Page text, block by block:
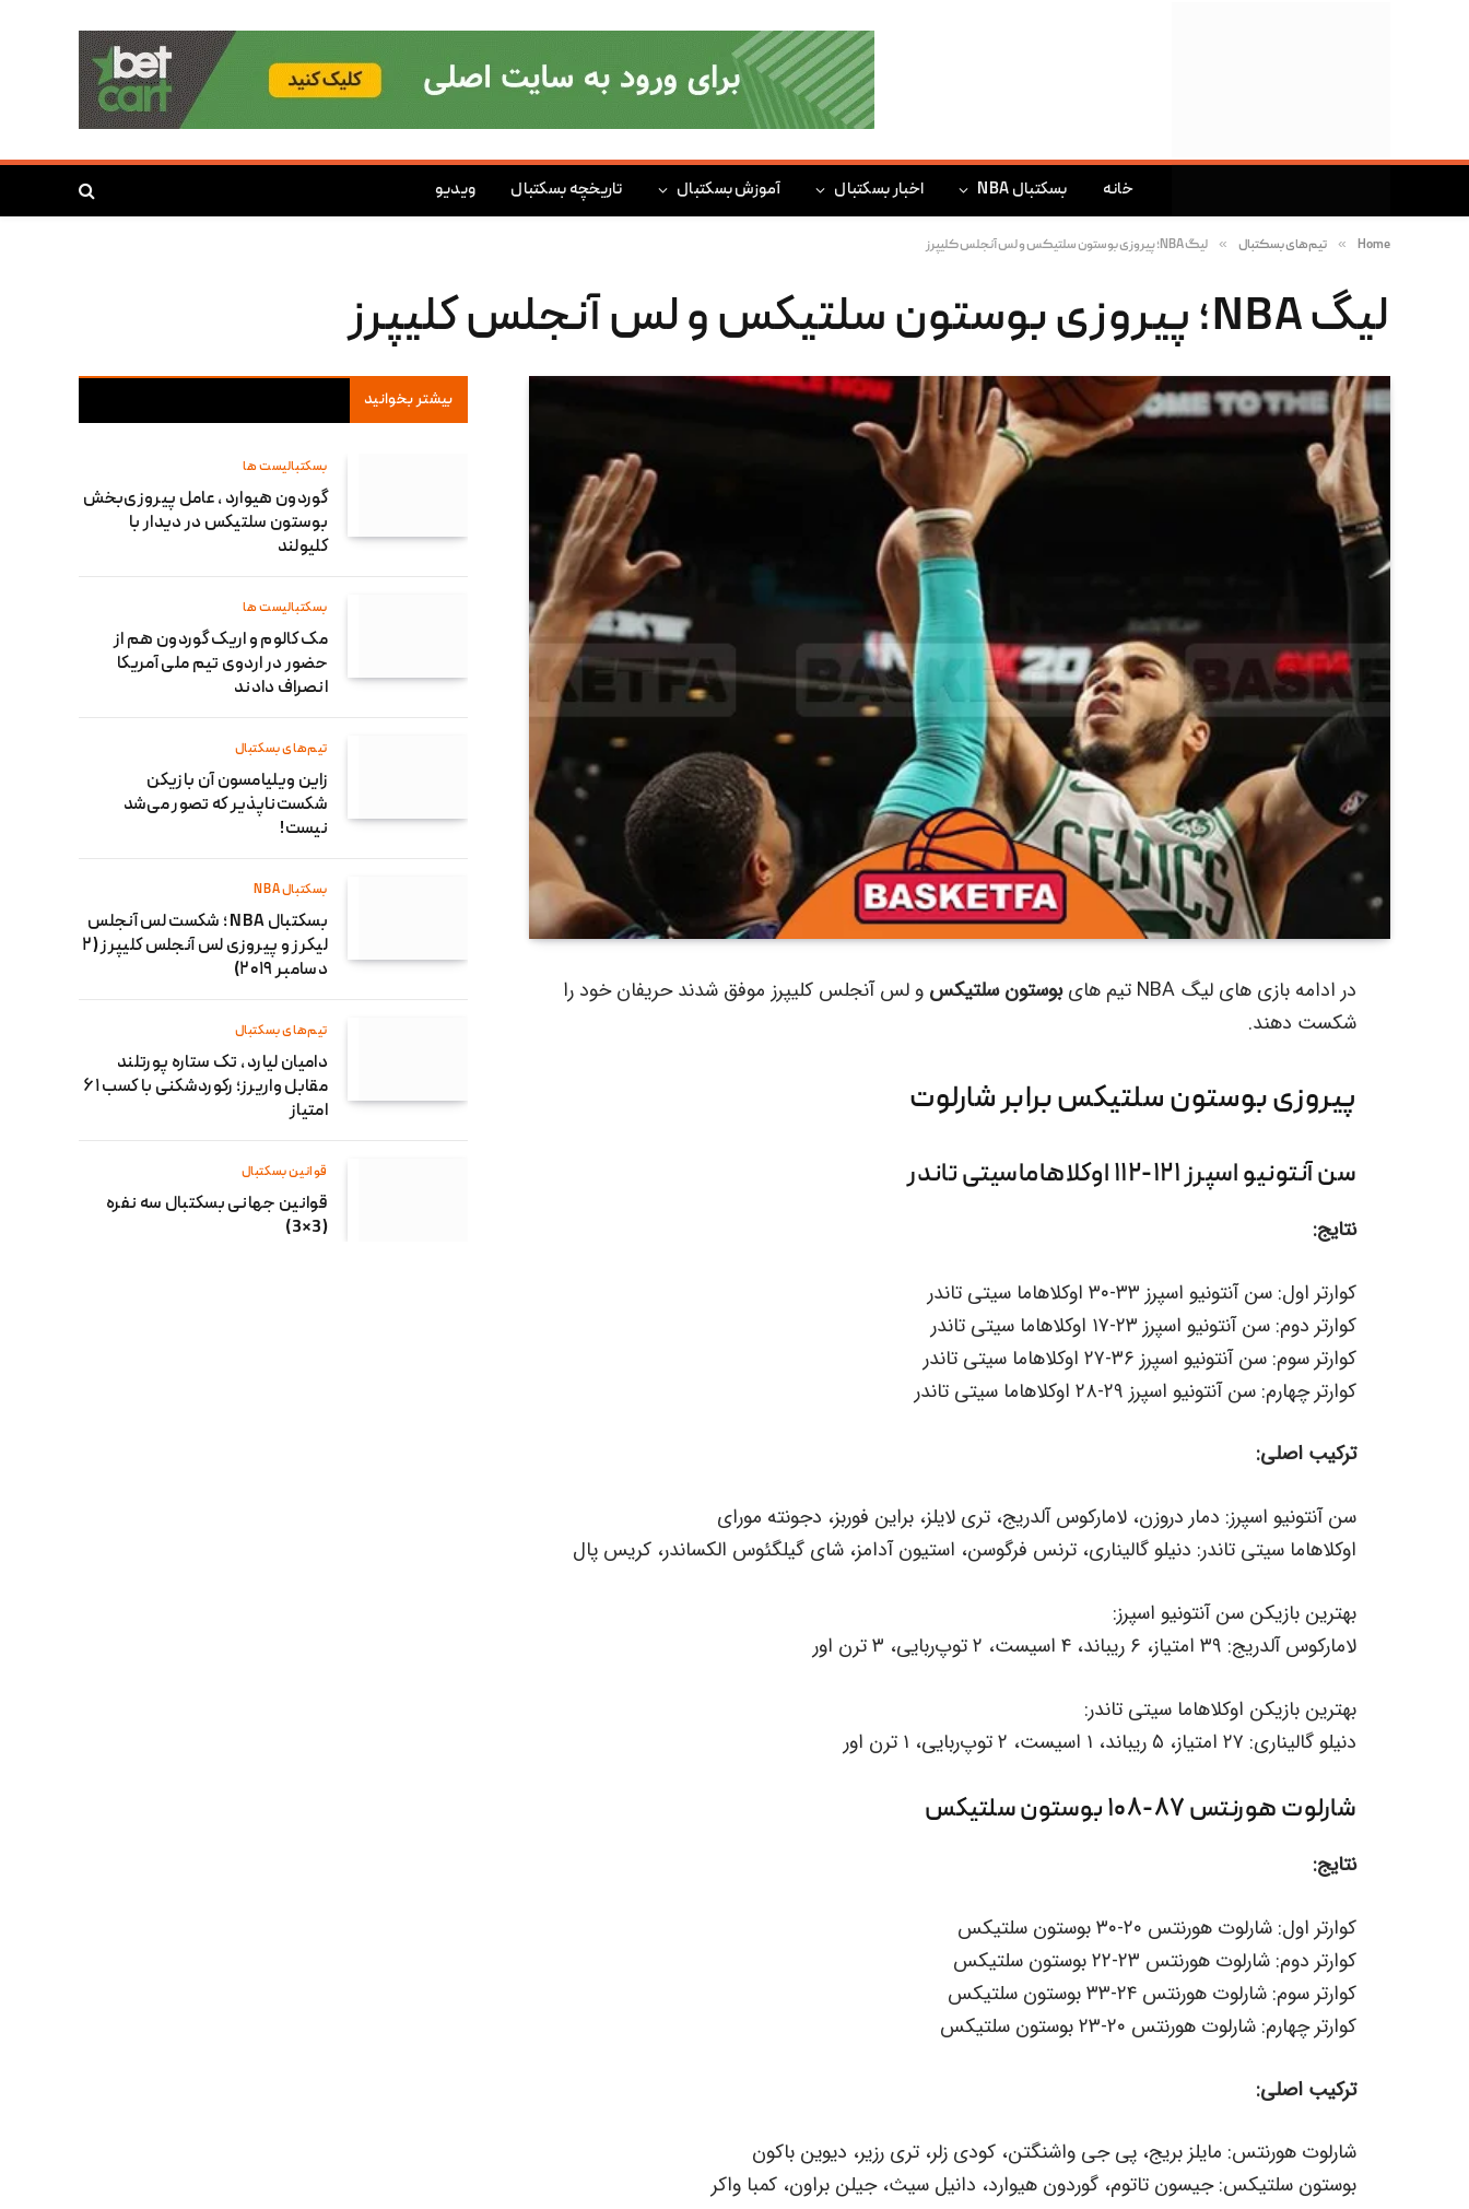
خانه بسکتبال NBA اخبار بسکتبال آموزش بسکتبال تاریخچه بسکتبال ویدیو
Home
» تیم‌های بسکتبال » لیگ NBA؛ پیروزی بوستون سلتیکس و لس آنجلس کلیپرز
لیگ NBA؛ پیروزی بوستون سلتیکس و لس آنجلس کلیپرز
در ادامه بازی های لیگ NBA تیم های بوستون سلتیکس و لس آنجلس کلیپرز موفق شدند حریفان خود را
شکست دهند.
پیروزی بوستون سلتیکس برابر شارلوت
سن آنتونیو اسپرز ۱۲۱-۱۱۲ اوکلاهاماسیتی تاندر
نتایج:
کوارتر اول: سن آنتونیو اسپرز ۳۳-۳۰ اوکلاهاما سیتی تاندر
کوارتر دوم: سن آنتونیو اسپرز ۲۳-۱۷ اوکلاهاما سیتی تاندر
کوارتر سوم: سن آنتونیو اسپرز ۳۶-۲۷ اوکلاهاما سیتی تاندر
کوارتر چهارم: سن آنتونیو اسپرز ۲۹-۲۸ اوکلاهاما سیتی تاندر
ترکیب اصلی:
سن آنتونیو اسپرز: دمار دروزن، لامارکوس آلدریج، تری لایلز، براین فوربز، دجونته مورای
اوکلاهاما سیتی تاندر: دنیلو گالیناری، ترنس فرگوسن، استیون آدامز، شای گیلگئوس الکساندر، کریس پال
بهترین بازیکن سن آنتونیو اسپرز:
لامارکوس آلدریج: ۳۹ امتیاز، ۶ ریباند، ۴ اسیست، ۲ توپ‌ربایی، ۳ ترن اور
بهترین بازیکن اوکلاهاما سیتی تاندر:
دنیلو گالیناری: ۲۷ امتیاز، ۵ ریباند، ۱ اسیست، ۲ توپ‌ربایی، ۱ ترن اور
شارلوت هورنتس ۸۷-۱۰۸ بوستون سلتیکس
نتایج:
کوارتر اول: شارلوت هورنتس ۲۰-۳۰ بوستون سلتیکس
کوارتر دوم: شارلوت هورنتس ۲۳-۲۲ بوستون سلتیکس
کوارتر سوم: شارلوت هورنتس ۲۴-۳۳ بوستون سلتیکس
کوارتر چهارم: شارلوت هورنتس ۲۰-۲۳ بوستون سلتیکس
ترکیب اصلی:
شارلوت هورنتس: مایلز بریج، پی جی واشنگتن، کودی زلر، تری رزیر، دیوین باکون
بوستون سلتیکس: جیسون تاتوم، گوردون هیوارد، دانیل سیث، جیلن براون، کمبا واکر
بیشتر بخوانید
بسکتبالیست ها
گوردون هیوارد ، عامل پیروزی‌بخش
بوستون سلتیکس در دیدار با
کلیولند
بسکتبالیست ها
مک کالوم و اریک گوردون هم از
حضور در اردوی تیم ملی آمریکا
انصراف دادند
تیم‌های بسکتبال
زاین ویلیامسون آن بازیکن
شکست‌ناپذیر که تصور می‌شد
نیست!
بسکتبال NBA
بسکتبال NBA ؛ شکست لس آنجلس
لیکرز و پیروزی لس آنجلس کلیپرز (۲
دسامبر ۲۰۱۹)
تیم‌های بسکتبال
دامیان لیارد ، تک ستاره پورتلند
مقابل واریرز؛ رکوردشکنی با کسب ۶۱
امتیاز
قوانین بسکتبال
قوانین جهانی بسکتبال سه نفره
(3×3)